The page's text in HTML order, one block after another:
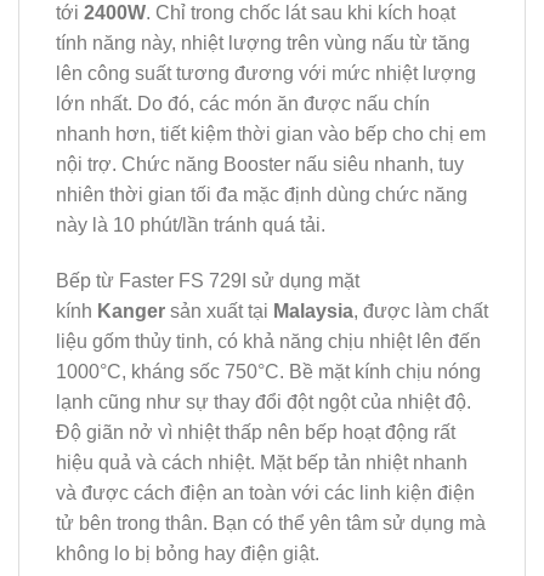
tới 2400W. Chỉ trong chốc lát sau khi kích hoạt
tính năng này, nhiệt lượng trên vùng nấu từ tăng
lên công suất tương đương với mức nhiệt lượng
lớn nhất. Do đó, các món ăn được nấu chín
nhanh hơn, tiết kiệm thời gian vào bếp cho chị em
nội trợ. Chức năng Booster nấu siêu nhanh, tuy
nhiên thời gian tối đa mặc định dùng chức năng
này là 10 phút/lần tránh quá tải.
Bếp từ Faster FS 729I sử dụng mặt
kính Kanger sản xuất tại Malaysia, được làm chất
liệu gốm thủy tinh, có khả năng chịu nhiệt lên đến
1000°C, kháng sốc 750°C. Bề mặt kính chịu nóng
lạnh cũng như sự thay đổi đột ngột của nhiệt độ.
Độ giãn nở vì nhiệt thấp nên bếp hoạt động rất
hiệu quả và cách nhiệt. Mặt bếp tản nhiệt nhanh
và được cách điện an toàn với các linh kiện điện
tử bên trong thân. Bạn có thể yên tâm sử dụng mà
không lo bị bỏng hay điện giật.